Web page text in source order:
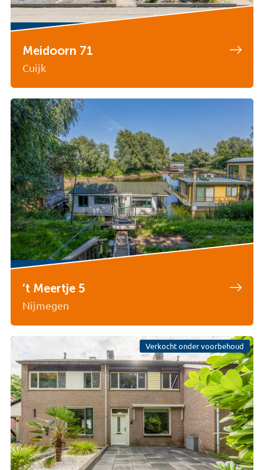
Meidoorn 71
Cuijk
’t Meertje 5
Nijmegen
Verkocht onder voorbehoud